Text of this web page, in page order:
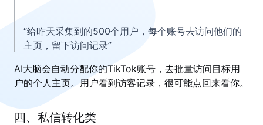
“给昨天采集到的500个用户，每个账号去访问他们的
主页，留下访问记录”
AI大脑会自动分配你的TikTok账号，去批量访问目标用
户的个人主页。用户看到访客记录，很可能点回来看你。
四、私信转化类